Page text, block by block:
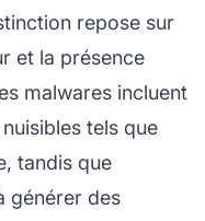
repose sur
et la présence
malwares incluent
tels que
tandis que
générer des